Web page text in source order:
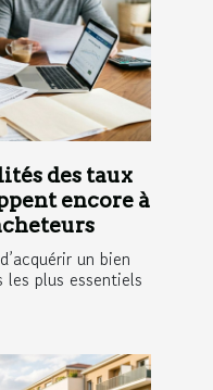
des taux
encore à
un bien
les plus essentiels